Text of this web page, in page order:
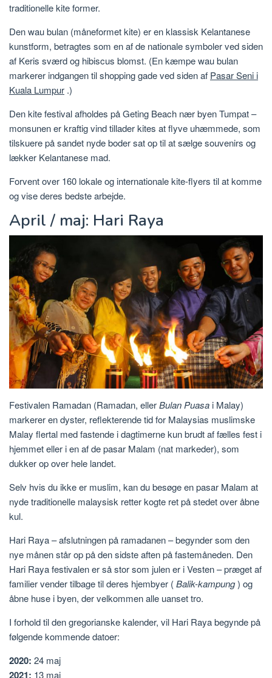
traditionelle kite former.
Den wau bulan (måneformet kite) er en klassisk Kelantanese
kunstform, betragtes som en af de nationale symboler ved siden
af Keris sværd og hibiscus blomst. (En kæmpe wau bulan
markerer indgangen til shopping gade ved siden af Pasar Seni i
Kuala Lumpur .)
Den kite festival afholdes på Geting Beach nær byen Tumpat –
monsunen er kraftig vind tillader kites at flyve uhæmmede, som
tilskuere på sandet nyde boder sat op til at sælge souvenirs og
lækker Kelantanese mad.
Forvent over 160 lokale og internationale kite-flyers til at komme
og vise deres bedste arbejde.
April / maj: Hari Raya
Festivalen Ramadan (Ramadan, ellerBulan Puasa i Malay)
markerer en dyster, reflekterende tid for Malaysias muslimske
Malay flertal med fastende i dagtimerne kun brudt af fælles fest i
hjemmet eller i en af de pasar Malam (nat markeder), som
dukker op over hele landet.
Selv hvis du ikke er muslim, kan du besøge en pasar Malam at
nyde traditionelle malaysisk retter kogte ret på stedet over åbne
kul.
Hari Raya – afslutningen på ramadanen – begynder som den
nye månen står op på den sidste aften på fastemåneden. Den
Hari Raya festivalen er så stor som julen er i Vesten – præget af
familier vender tilbage til deres hjembyer (Balik-kampung) og
åbne huse i byen, der velkommen alle uanset tro.
I forhold til den gregorianske kalender, vil Hari Raya begynde på
følgende kommende datoer:
2020: 24 maj
2021: 13 maj